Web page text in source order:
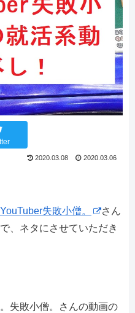
2020.03.08 2020.03.06
YouTuber失敗小僧。
さん
、ネタにさせていただき
失敗小僧。さんの動画の